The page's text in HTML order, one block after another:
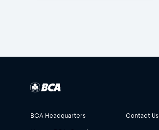
BCA Headquarters Contact Us